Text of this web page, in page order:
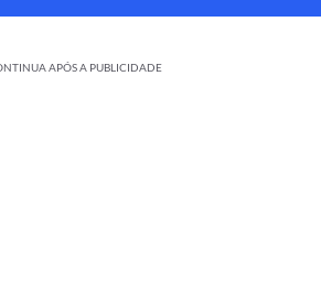
APÓS A PUBLICIDADE